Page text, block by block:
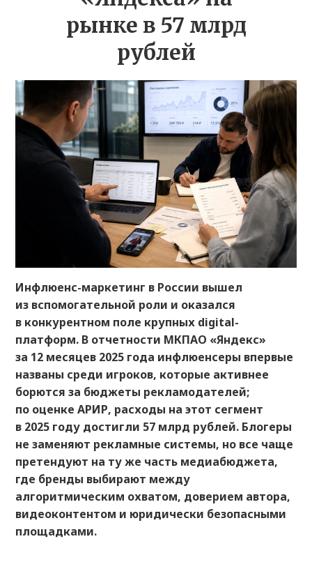
рынке в 57 млрд
рублей
Инфлюенс-маркетинг в России вышел
из вспомогательной роли и оказался
в конкурентном поле крупных digital-
платформ. В отчетности МКПАО «Яндекс»
за 12 месяцев 2025 года инфлюенсеры впервые
названы среди игроков, которые активнее
борются за бюджеты рекламодателей;
по оценке АРИР, расходы на этот сегмент
в 2025 году достигли 57 млрд рублей. Блогеры
не заменяют рекламные системы, но все чаще
претендуют на ту же часть медиабюджета,
где бренды выбирают между
алгоритмическим охватом, доверием автора,
видеоконтентом и юридически безопасными
площадками.